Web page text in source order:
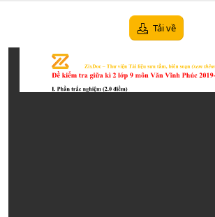
d
a
t
Tải về